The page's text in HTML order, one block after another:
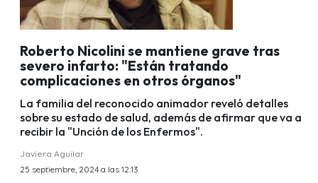
Roberto Nicolini se mantiene grave tras
severo infarto: "Están tratando
complicaciones en otros órganos"
La familia del reconocido animador reveló detalles
sobre su estado de salud, además de afirmar que va a
recibir la "Unción de los Enfermos".
Javiera Aguilar
25 septiembre, 2024 a las 12:13